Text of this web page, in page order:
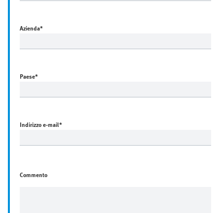
Azienda*
Paese*
Indirizzo e-mail*
Commento